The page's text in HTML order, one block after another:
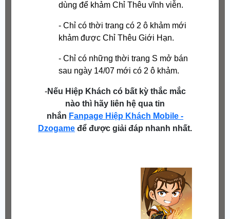
dùng để khảm Chỉ Thêu vĩnh viễn.
- Chỉ có thời trang có 2 ô khảm mới
khảm được Chỉ Thêu Giới Hạn.
- Chỉ có những thời trang S mở bán
sau ngày 14/07 mới có 2 ô khảm.
-Nếu Hiệp Khách có bất kỳ thắc mắc
nào thì hãy liên hệ qua tin
nhắn Fanpage Hiệp Khách Mobile -
Dzogame để được giải đáp nhanh nhất.